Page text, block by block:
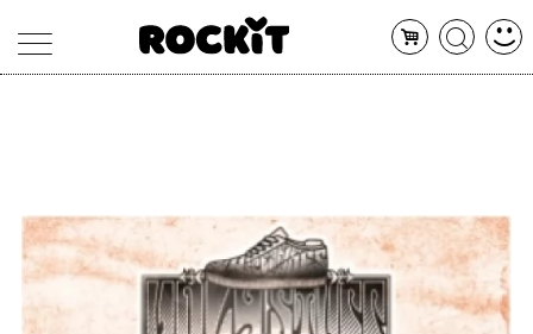
ARTISTI
CONCERTI
SHOP
RADIO